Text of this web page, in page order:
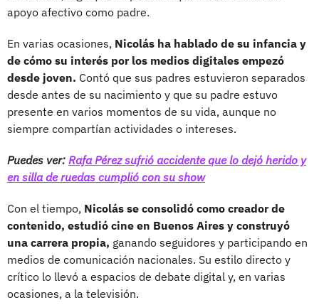
apoyo afectivo como padre.
En varias ocasiones, Nicolás ha hablado de su infancia y
de cómo su interés por los medios digitales empezó
desde joven. Contó que sus padres estuvieron separados
desde antes de su nacimiento y que su padre estuvo
presente en varios momentos de su vida, aunque no
siempre compartían actividades o intereses.
Puedes ver: Rafa Pérez sufrió accidente que lo dejó herido y
en silla de ruedas cumplió con su show
Con el tiempo, Nicolás se consolidó como creador de
contenido, estudió cine en Buenos Aires y construyó
una carrera propia, ganando seguidores y participando en
medios de comunicación nacionales. Su estilo directo y
crítico lo llevó a espacios de debate digital y, en varias
ocasiones, a la televisión.